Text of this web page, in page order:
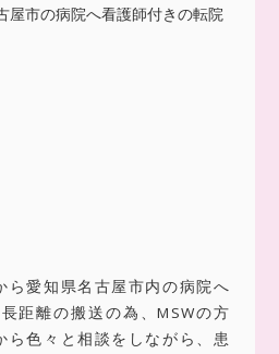
ら愛知県名古屋市内の病院へ
距離の搬送の為、MSWの方
ら色々と相談をしながら、患